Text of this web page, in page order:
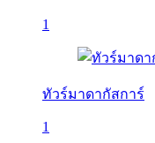
1
ทัวร์มาดากัสการ์
1